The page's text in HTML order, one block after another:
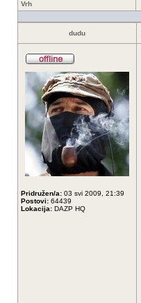
Vrh
dudu
Pridružen/a: 03 svi 2009, 21:39
Postovi: 64439
Lokacija: DAZP HQ